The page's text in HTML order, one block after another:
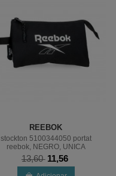
REEBOK
stockton 5100344050 portat
reebok, NEGRO, UNICA
13,60 11,56